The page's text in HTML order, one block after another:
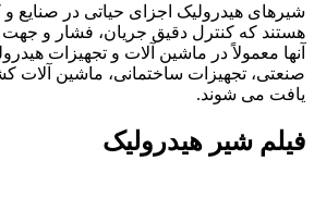
شیرهای هیدرولیک اجزای حیاتی در صنایع
هستند که کنترل دقیق جریان، فشار و
آنها معمولاً در ماشین آلات و تجهیزات
صنعتی، تجهیزات ساختمانی، ماشین آلات
یافت می شوند.
فیلم شیر هیدرولیک